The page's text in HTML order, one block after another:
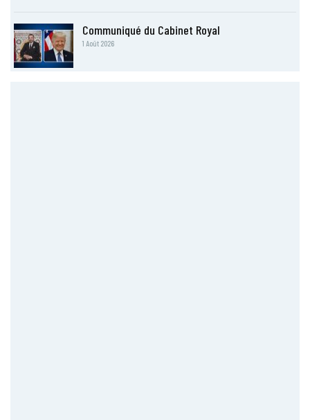
Communiqué du Cabinet Royal
1 Août 2026